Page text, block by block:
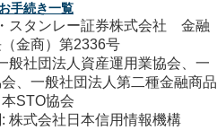
手続き一覧
スタンレー証券株式会社 金融
金商）第2336号
般社団法人資産運用業協会、一
、一般社団法人第二種金融商品
STO協会
株式会社日本信用情報機構